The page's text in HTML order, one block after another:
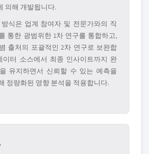
의해 개발됩니다.
식은 업계 참여자 및 전문가와의 직
통한 광범위한 1차 연구를 통합하고,
출처의 포괄적인 2차 연구로 보완합
이터 소스에서 최종 인사이트까지 완
유지하면서 신뢰할 수 있는 예측을
정량화된 영향 분석을 적용합니다.